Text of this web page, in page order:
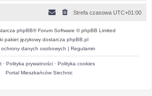
Strefa czasowa UTC+01:00
phpBB® Forum Software © phpBB Limited
pakiet językowy dostarcza phpBB.pl
danych osobowych | Regulamin
· Polityka prywatności· Polityka cookies
Portal Mieszkańców Siechnic